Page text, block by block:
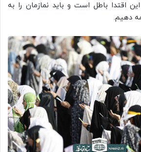
اقتدا باطل است و باید نمازمان را به
دهیم.